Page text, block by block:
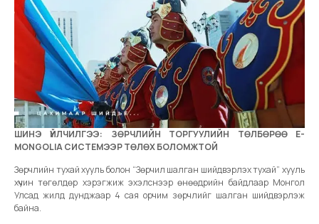
ШИНЭ ҮЙЛЧИЛГЭЭ: ЗӨРЧЛИЙН ТОРГУУЛИЙН ТӨЛБӨРӨӨ E-
MONGOLIA СИСТЕМЭЭР ТӨЛӨХ БОЛОМЖТОЙ
Зөрчлийн тухай хууль болон “Зөрчил шалган шийдвэрлэх тухай” хууль
хүчин төгөлдөр хэрэгжиж эхэлснээр өнөөдрийн байдлаар Монгол
Улсад жилд дунджаар 4 сая орчим зөрчлийг шалган шийдвэрлэж
байна.